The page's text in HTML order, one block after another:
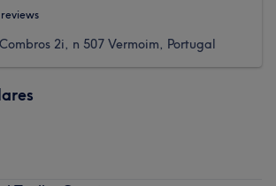
2i, n 507 Vermoim, Portugal